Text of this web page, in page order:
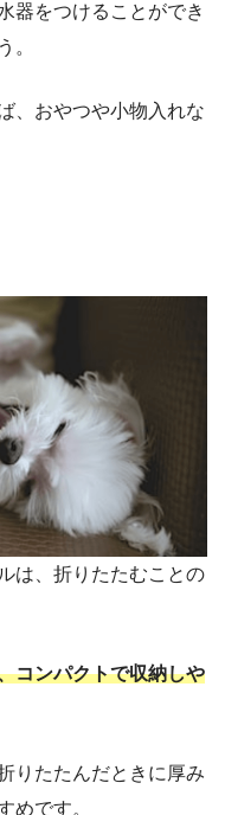
器をつけることができ
。
、おやつや小物入れな
は、折りたたむことの
コンパクトで収納しや
りたたんだときに厚み
めです。